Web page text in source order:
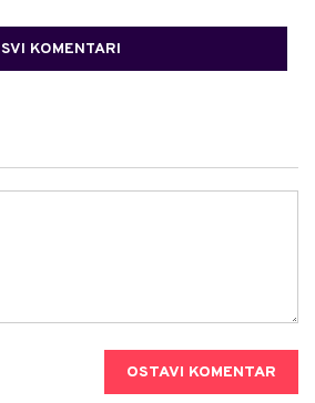
SVI KOMENTARI
OSTAVI KOMENTAR